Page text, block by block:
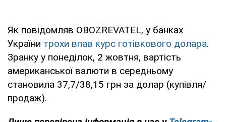
Як повідомляв OBOZREVATEL, у банках
України трохи впав курс готівкового долара.
Зранку у понеділок, 2 жовтня, вартість
американської валюти в середньому
становила 37,7/38,15 грн за долар (купівля/
продаж).